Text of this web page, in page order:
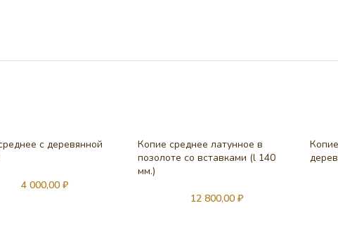
с деревянной
4 000,00₽
Копие среднее латунное в
позолоте со вставками (l 140
мм.)
12 800,00 ₽